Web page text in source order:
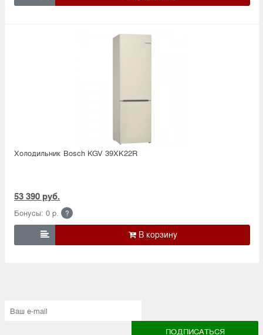
Холодильник Bosсh KGV 39XK22R
53 390 руб.
Бонусы: 0 р. ?
